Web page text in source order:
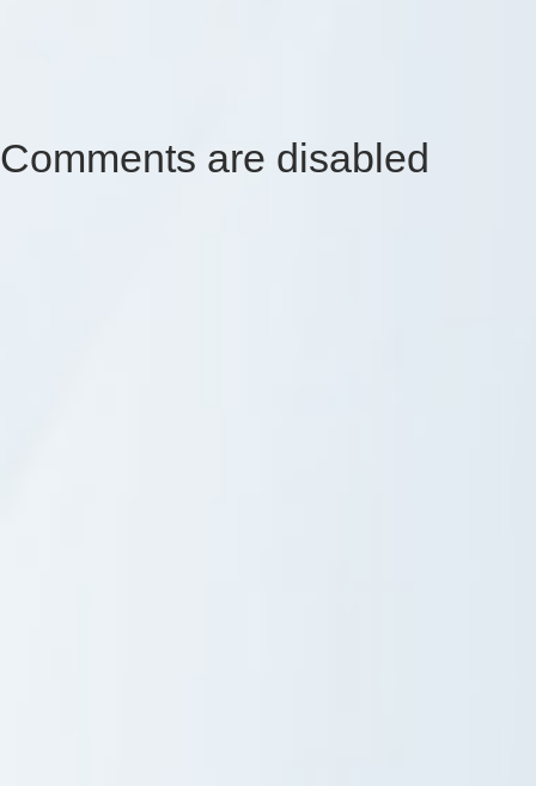
Comments are disabled